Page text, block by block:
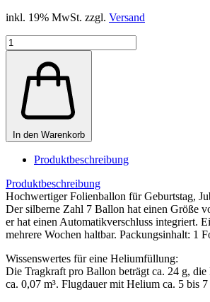
inkl. 19% MwSt. zzgl. Versand
In den Warenkorb
Produktbeschreibung
Produktbeschreibung
Hochwertiger Folienballon für Geburtstag,
Der silberne Zahl 7 Ballon hat einen Größe
er hat einen Automatikverschluss integriert.
mehrere Wochen haltbar. Packungsinhalt: 1
Wissenswertes für eine Heliumfüllung:
Die Tragkraft pro Ballon beträgt ca. 24 g,
ca. 0,07 m³. Flugdauer mit Helium ca. 5 bis 7